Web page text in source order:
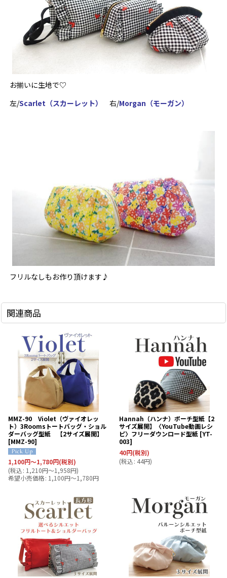
お揃いに生地で♡
左/Scarlet（スカーレット） 右/Morgan（モーガン）
フリルなしもお作り頂けます♪
関連商品
MMZ-90 Violet（ヴァイオレッ
ト）3Roomsトートバッグ・ショル
ダーバッグ型紙 【2サイズ展開】
[MMZ-90]
1,100円～1,780円(税別)
(税込: 1,210円～1,958円)
希望小売価格: 1,100円～1,780円
Hannah（ハンナ）ポーチ型紙【2
サイズ展開】〈YouTube動画レシ
ピ〉フリーダウンロード型紙 [YT-
003]
40円(税別)
(税込: 44円)